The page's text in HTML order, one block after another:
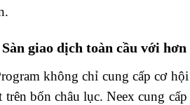
Sàn giao dịch toàn cầu với hơn
không chỉ cung cấp cơ
trên bốn châu lục. Neex cung